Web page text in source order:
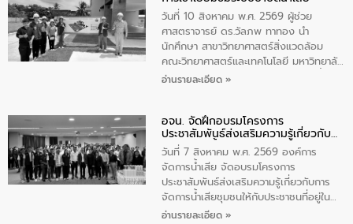
วัดสว่างอารมณ์ ในเขตเทศบาลตำบลราไวย์
เพื่อส่งเสริมความรู้ด้านการจัดการน้ำเสีย
การบำบัดน้ำเสียเบื้องต้นในครัวเรือน และ
สร้างจิตสำนึกในการอนุรักษ์สิ่งแวดล้อม ใน
การนี้ นายเทมส์ ไกรทัศน์ นายกเทศมนตรี
วันที่ 10 สิงหาคม พ.ศ. 2569 ผู้ช่วย
ศาสตราจารย์ ดร.วัลภพ ทาทอง นำ
นักศึกษา สาขาวิทยาศาสตร์สิ่งแวดล้อม
คณะวิทยาศาสตร์และเทคโนโลยี มหาวิทยาลัย
ราชภัฏเลย เข้าศึกษาดูงานระบบบำบัดน้ำเสีย
วิศวกร ให้การต้อนรับ และบรรยายให้ความ
รู้
อ่านรายละเอียด »
อจน. จัดฝึกอบรมโครงการ
ประชาสัมพันธ์ส่งเสริมความรู้เกี่ยวกับ
การจัดการน้ำเสีย
วันที่ 7 สิงหาคม พ.ศ. 2569 องค์การ
จัดการน้ำเสีย จัดอบรมโครงการ
ประชาสัมพันธ์ส่งเสริมความรู้เกี่ยวกับการ
จัดการน้ำเสียชุมชนให้กับประชาชนที่อยู่ใน
เขตพื้นที่เทศบาลเมืองอุทัยธานี จำนวน 100
อ่านรายละเอียด »